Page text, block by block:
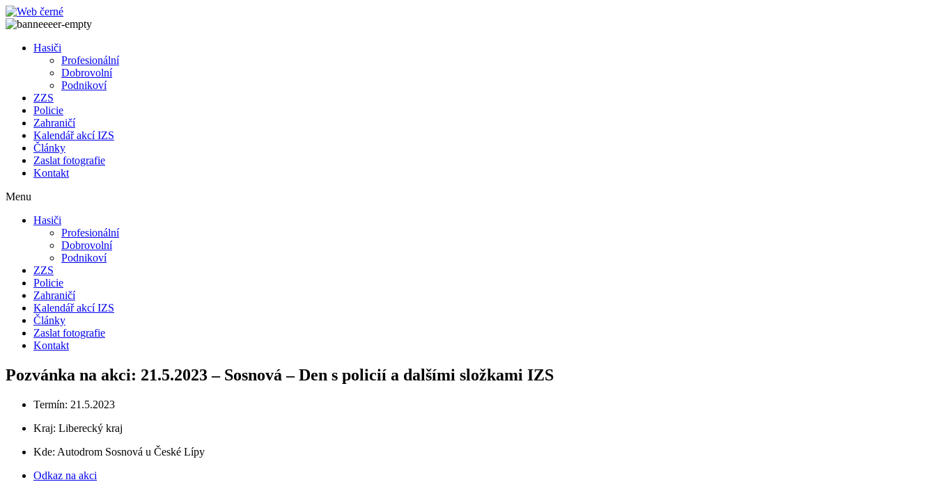
Přejít
k
Hasiči
Profesionální
Dobrovolní
Podnikoví
ZZS
Policie
Zahraničí
Kalendář akcí IZS
Články
Zaslat fotografie
Kontakt
Menu
Hasiči
Profesionální
Dobrovolní
Podnikoví
ZZS
Policie
Zahraničí
Kalendář akcí IZS
Články
Zaslat fotografie
Kontakt
Pozvánka na akci: 21.5.2023 – Sosnová – Den s policií a dalšími složkami IZS
Termín: 21.5.2023
Kraj: Liberecký kraj
Kde: Autodrom Sosnová u České Lípy
Odkaz na akci